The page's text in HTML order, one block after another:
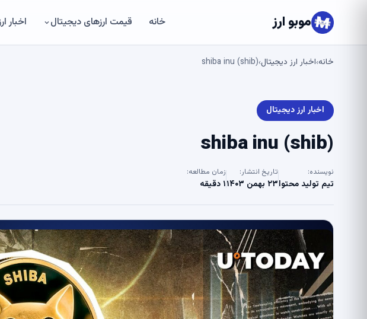
موبو ارز خانه قیمت ارزهای دیجیتال اخبار
خانه›اخبار ارز دیجیتال›
shiba inu (shib)
اخبار ارز دیجیتال
shiba inu (shib)
نویسنده:
تیم تولید محتوا
تاریخ انتشار:
۲۳ بهمن ۱۴۰۳
زمان مطالعه:
۱ دقیقه